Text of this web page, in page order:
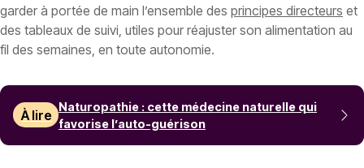
garder à portée de main l’ensemble des principes directeurs et
des tableaux de suivi, utiles pour réajuster son alimentation au
fil des semaines, en toute autonomie.
À lire
Naturopathie : cette médecine naturelle qui
favorise l’auto-guérison